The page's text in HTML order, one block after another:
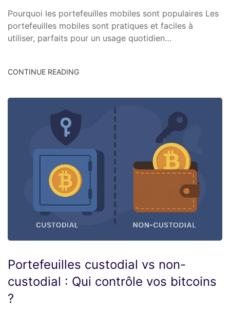
Pourquoi les portefeuilles mobiles sont populaires Les
portefeuilles mobiles sont pratiques et faciles à
utiliser, parfaits pour un usage quotidien…
CONTINUE READING
Portefeuilles custodial vs non-
custodial : Qui contrôle vos bitcoins
?